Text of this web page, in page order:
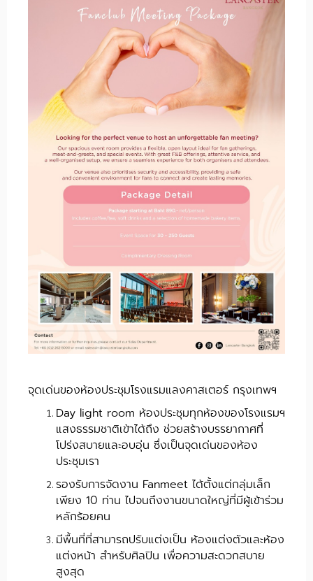
จุดเด่นของห้องประชุมโรงแรมแลงคาสเตอร์ กรุงเทพฯ
Day light room ห้องประชุมทุกห้องของโรงแรมฯ
แสงธรรมชาติเข้าได้ถึง ช่วยสร้างบรรยากาศที่
โปร่งสบายและอบอุ่น ซึ่งเป็นจุดเด่นของห้อง
ประชุมเรา
รองรับการจัดงาน Fanmeet ได้ตั้งแต่กลุ่มเล็ก
เพียง 10 ท่าน ไปจนถึงงานขนาดใหญ่ที่มีผู้เข้าร่วม
หลักร้อยคน
มีพื้นที่ที่สามารถปรับแต่งเป็น ห้องแต่งตัวและห้อง
แต่งหน้า สำหรับศิลปิน เพื่อความสะดวกสบาย
สูงสุด